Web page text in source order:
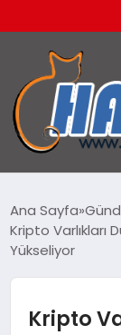
YAŞAM
Ana Sayfa
Kripto Varlıkları
Yükseliyor
Kripto